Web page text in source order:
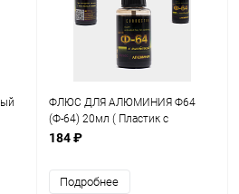
)
ФЛЮС ДЛЯ АЛЮМИНИЯ Ф64
(Ф-64) 20мл ( Пластик с
кисточкой ) Connector Состав:
коррозии
184 ₽
Подробнее